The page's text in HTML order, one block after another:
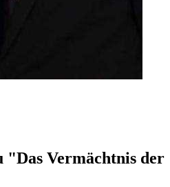
"Das Vermächtnis der